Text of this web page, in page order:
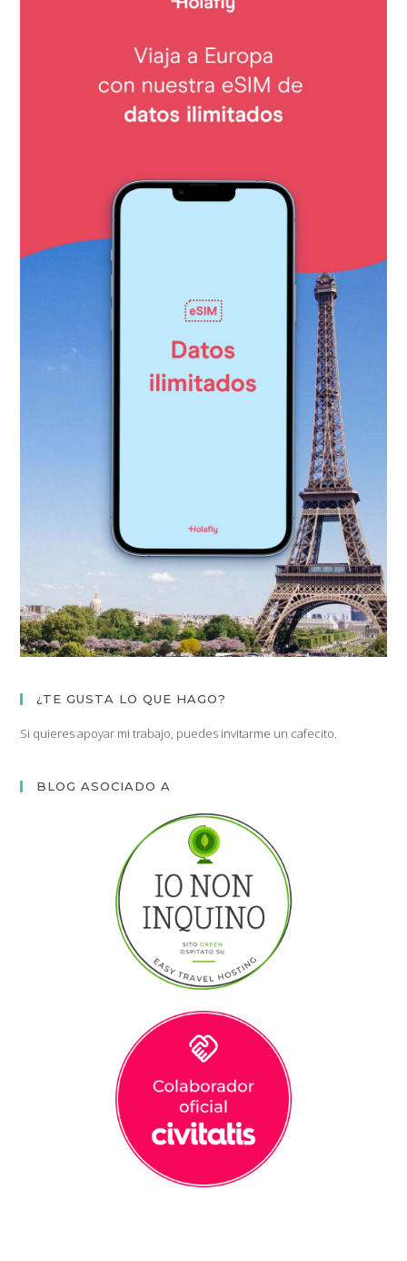
¿TE GUSTA LO QUE HAGO?
Si quieres apoyar mi trabajo, puedes invitarme un cafecito.
BLOG ASOCIADO A